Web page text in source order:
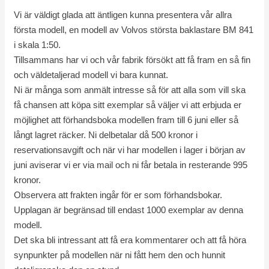
k
Vi är väldigt glada att äntligen kunna presentera vår allra
första modell, en modell av Volvos största baklastare BM 841
i skala 1:50.
Tillsammans har vi och vår fabrik försökt att få fram en så fin
och väldetaljerad modell vi bara kunnat.
Ni är många som anmält intresse så för att alla som vill ska
få chansen att köpa sitt exemplar så väljer vi att erbjuda er
möjlighet att förhandsboka modellen fram till 6 juni eller så
långt lagret räcker. Ni delbetalar då 500 kronor i
reservationsavgift och när vi har modellen i lager i början av
juni aviserar vi er via mail och ni får betala in resterande 995
kronor.
Observera att frakten ingår för er som förhandsbokar.
Upplagan är begränsad till endast 1000 exemplar av denna
modell.
Det ska bli intressant att få era kommentarer och att få höra
synpunkter på modellen när ni fått hem den och hunnit